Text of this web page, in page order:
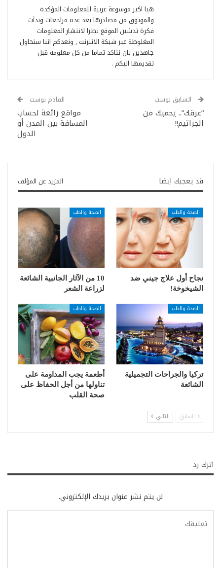
هيا اكبر موسوعة عربية للمعلومات المؤكدة
والموثوق من مصادرها بعد عدة مراجعات وبدأت
فكرة تدشين الموقع نظرا لانتشار المعلومات
المغلوطة عبر شبكة الانترنت , ونعدكم اننا سنحاول
جاهدين بان نتاكد تماما من كل معلومة قبل
تقديمها اليكم .
السابق بوست
“عرقك”.. يحميك من
الجراثيم!!
القادم بوست
مواقع رائعة لحساب
المسافة بين المدن أو
الدول
قد يعجبك ايضا المزيد عن المؤلف
الصحة والطب
نجاح أول علاج جيني ضد
الشيخوخة!
الصحة والطب
10 من الآثار الجانبية الشائعة
لزراعة الشعر
الصحة والطب
تركيا والجراحات التجميلية
الشائعة
الصحة والطب
أطعمة يجب المداومة على
تناولها من أجل الحفاظ على
صحة القلب
السابق التالي
اترك رد
لن يتم نشر عنوان بريدك الإلكتروني.